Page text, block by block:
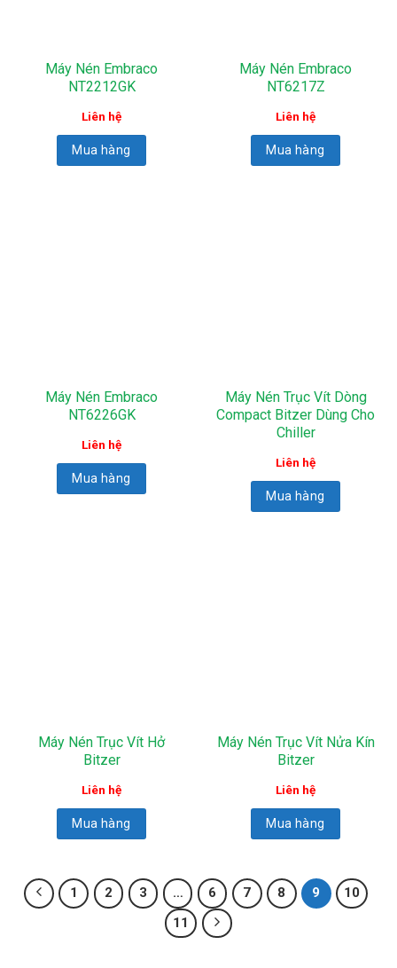
Máy Nén Embraco
NT2212GK
Liên hệ
Mua hàng
Máy Nén Embraco
NT6217Z
Liên hệ
Mua hàng
Máy Nén Embraco
NT6226GK
Liên hệ
Mua hàng
Máy Nén Trục Vít Dòng
Compact Bitzer Dùng Cho
Chiller
Liên hệ
Mua hàng
Máy Nén Trục Vít Hở
Bitzer
Liên hệ
Mua hàng
Máy Nén Trục Vít Nửa Kín
Bitzer
Liên hệ
Mua hàng
1 2 3 … 6 7 8 9
10
11